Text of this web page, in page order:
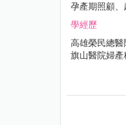
孕產期照顧
學經歷
高雄榮民總
旗山醫院婦產